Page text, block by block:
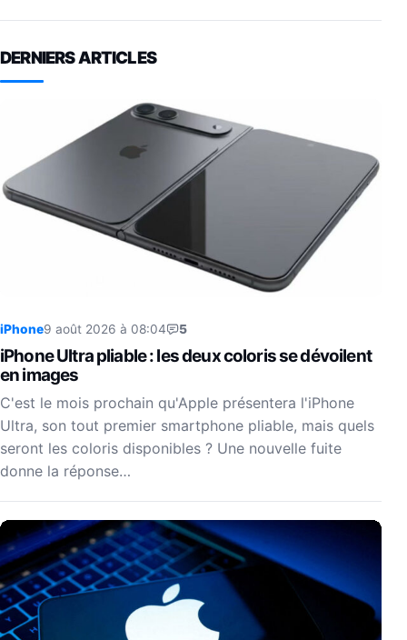
DERNIERS ARTICLES
iPhone9 août 2026 à 08:04 5
iPhone Ultra pliable : les deux coloris se dévoilent
en images
C'est le mois prochain qu'Apple présentera l'iPhone
Ultra, son tout premier smartphone pliable, mais quels
seront les coloris disponibles ? Une nouvelle fuite
donne la réponse…